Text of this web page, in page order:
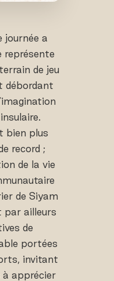
journée a
représente
de jeu
débordant
bien plus
record ;
de la vie
de Siyam
par ailleurs
de
portées
invitant
apprécier